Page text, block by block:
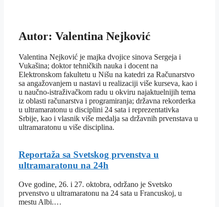
Autor: Valentina Nejković
Valentina Nejković je majka dvojice sinova Sergeja i
Vukašina; doktor tehničkih nauka i docent na
Elektronskom fakultetu u Nišu na katedri za Računarstvo
sa angažovanjem u nastavi u realizaciji više kurseva, kao i
u naučno-istraživačkom radu u okviru najaktuelnijih tema
iz oblasti računarstva i programiranja; državna rekorderka
u ultramaratonu u disciplini 24 sata i reprezentativka
Srbije, kao i vlasnik više medalja sa državnih prvenstava u
ultramaratonu u više disciplina.
Reportaža sa Svetskog prvenstva u
ultramaratonu na 24h
Ove godine, 26. i 27. oktobra, održano je Svetsko
prvenstvo u ultramaratonu na 24 sata u Francuskoj, u
mestu Albi.…